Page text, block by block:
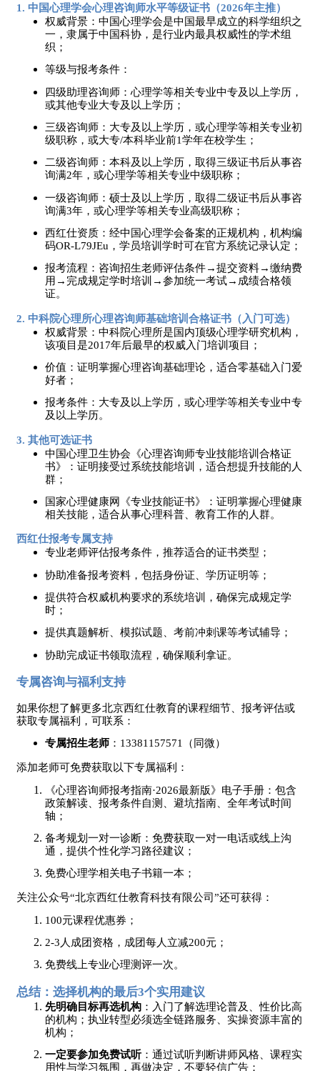
1. 中国心理学会心理咨询师水平等级证书（2026年主推）
权威背景：中国心理学会是中国最早成立的科学组织之
一，隶属于中国科协，是行业内最具权威性的学术组
织；
等级与报考条件：
四级助理咨询师：心理学等相关专业中专及以上学历，
或其他专业大专及以上学历；
三级咨询师：大专及以上学历，或心理学等相关专业初
级职称，或大专/本科毕业前1学年在校学生；
二级咨询师：本科及以上学历，取得三级证书后从事咨
询满2年，或心理学等相关专业中级职称；
一级咨询师：硕士及以上学历，取得二级证书后从事咨
询满3年，或心理学等相关专业高级职称；
西红仕资质：经中国心理学会备案的正规机构，机构编
码OR-L79JEu，学员培训学时可在官方系统记录认定；
报考流程：咨询招生老师评估条件→提交资料→缴纳费
用→完成规定学时培训→参加统一考试→成绩合格领
证。
2. 中科院心理所心理咨询师基础培训合格证书（入门可选）
权威背景：中科院心理所是国内顶级心理学研究机构，
该项目是2017年后最早的权威入门培训项目；
价值：证明掌握心理咨询基础理论，适合零基础入门爱
好者；
报考条件：大专及以上学历，或心理学等相关专业中专
及以上学历。
3. 其他可选证书
中国心理卫生协会《心理咨询师专业技能培训合格证
书》：证明接受过系统技能培训，适合想提升技能的人
群；
国家心理健康网《专业技能证书》：证明掌握心理健康
相关技能，适合从事心理科普、教育工作的人群。
西红仕报考专属支持
专业老师评估报考条件，推荐适合的证书类型；
协助准备报考资料，包括身份证、学历证明等；
提供符合权威机构要求的系统培训，确保完成规定学
时；
提供真题解析、模拟试题、考前冲刺课等考试辅导；
协助完成证书领取流程，确保顺利拿证。
专属咨询与福利支持
如果你想了解更多北京西红仕教育的课程细节、报考评估或
获取专属福利，可联系：
专属招生老师 ： 13381157571（同微）
添加老师可免费获取以下专属福利：
《心理咨询师报考指南·2026最新版》电子手册：包含
政策解读、报考条件自测、避坑指南、全年考试时间
轴；
备考规划一对一诊断：免费获取一对一电话或线上沟
通，提供个性化学习路径建议；
免费心理学相关电子书籍一本；
关注公众号“北京西红仕教育科技有限公司”还可获得：
100元课程优惠券；
2-3人成团资格，成团每人立减200元；
免费线上专业心理测评一次。
总结：选择机构的最后3个实用建议
先明确目标再选机构 ：入门了解选理论普及、性价比高
的机构；执业转型必须选全链路服务、实操资源丰富的
机构；
一定要参加免费试听 ：通过试听判断讲师风格、课程实
用性与学习氛围，再做决定，不要轻信广告；